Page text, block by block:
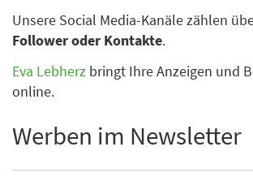
Unsere Social Media-Kanäle zählen
Follower oder Kontakte.
Eva Lebherz bringt Ihre Anzeigen und
online.
Werben im Newsletter